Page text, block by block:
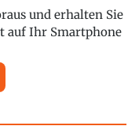
und erhalten Sie
auf Ihr Smartphone